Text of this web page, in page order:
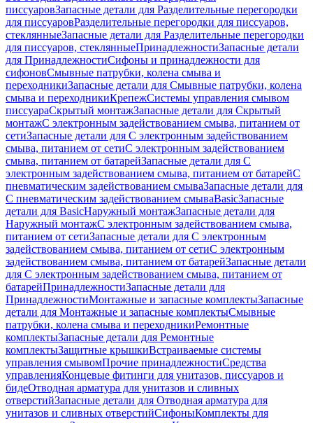
писсуаровЗапасные детали для Разделительные перегородки
для писсуаровРазделительные перегородки для писсуаров,
стеклянныеЗапасные детали для Разделительные перегородки
для писсуаров, стеклянныеПринадлежностиЗапасные детали
для ПринадлежностиСифоны и принадлежности для
сифоновСмывные патрубки, колена смыва и
переходникиЗапасные детали для Смывные патрубки, колена
смыва и переходникиКрепежСистемы управления смывом
писсуараСкрытый монтажЗапасные детали для Скрытый
монтажС электронным задействованием смыва, питанием от
сетиЗапасные детали для С электронным задействованием
смыва, питанием от сетиС электронным задействованием
смыва, питанием от батарейЗапасные детали для С
электронным задействованием смыва, питанием от батарейС
пневматическим задействованием смываЗапасные детали для
С пневматическим задействованием смываBasicЗапасные
детали для BasicНаружный монтажЗапасные детали для
Наружный монтажС электронным задействованием смыва,
питанием от сетиЗапасные детали для С электронным
задействованием смыва, питанием от сетиС электронным
задействованием смыва, питанием от батарейЗапасные детали
для С электронным задействованием смыва, питанием от
батарейПринадлежностиЗапасные детали для
ПринадлежностиМонтажные и запасные комплектыЗапасные
детали для Монтажные и запасные комплектыСмывные
патрубки, колена смыва и переходникиРемонтные
комплектыЗапасные детали для Ремонтные
комплектыЗащитные крышкиВстраиваемые системы
управления смывомПрочие принадлежностиСредства
управленияКонцевые фитинги для унитазов, писсуаров и
бидеОтводная арматура для унитазов и сливных
отверстийЗапасные детали для Отводная арматура для
унитазов и сливных отверстийСифоныКомплекты для